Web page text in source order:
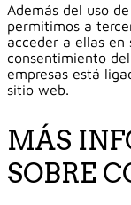
Además del uso
permitimos a
acceder a ellas en
consentimiento
empresas está
sitio web.
MÁS
SOBRE